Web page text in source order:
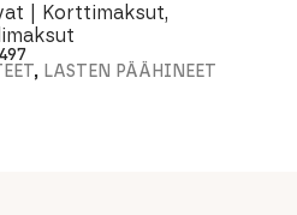
| Korttimaksut,
, LASTEN PÄÄHINEET